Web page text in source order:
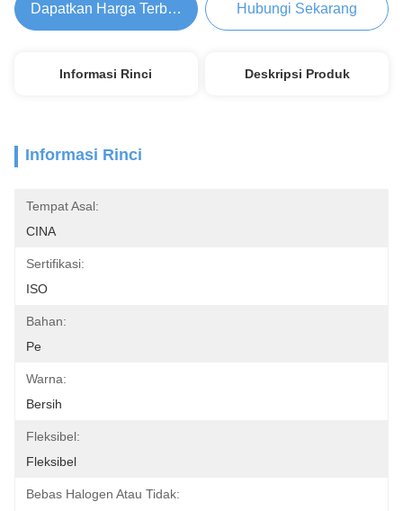
Dapatkan Harga Terbaik Hubungi Sekarang
Informasi Rinci Deskripsi Produk
Informasi Rinci
Tempat Asal:
CINA
Sertifikasi:
ISO
Bahan:
Pe
Warna:
Bersih
Fleksibel:
Fleksibel
Bebas Halogen Atau Tidak: